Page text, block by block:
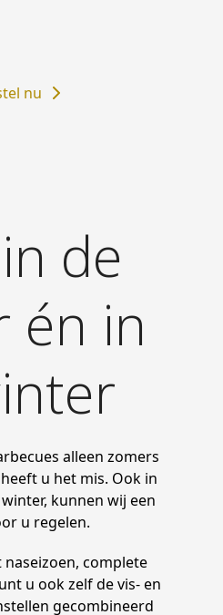
nu
de
én in
alleen zomers
u het mis. Ook in
kunnen wij een
u regelen.
complete
u ook zelf de vis- en
gecombineerd